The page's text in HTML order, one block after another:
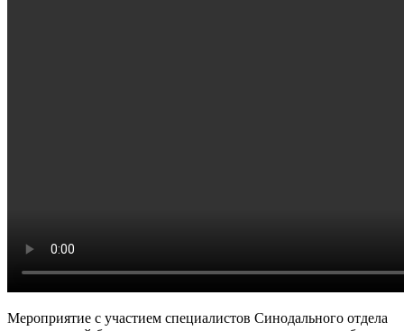
Мероприятие с участием специалистов Синодального отдела